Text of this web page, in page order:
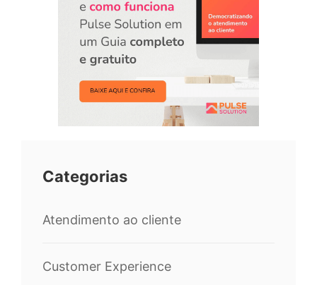
Categorias
Atendimento ao cliente
Customer Experience